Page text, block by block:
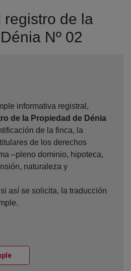
registro de la
Nº 02
nueva
informativa registral,
de la Propiedad de Dénia
de la finca, la
de los derechos
–pleno dominio, hipoteca,
naturaleza y
así se solicita, la traducción
Ventana nueva